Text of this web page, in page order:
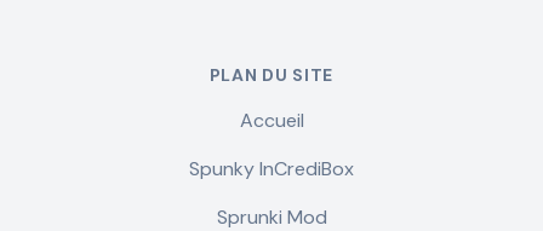
PLAN DU SITE
Accueil
Spunky InCrediBox
Sprunki Mod